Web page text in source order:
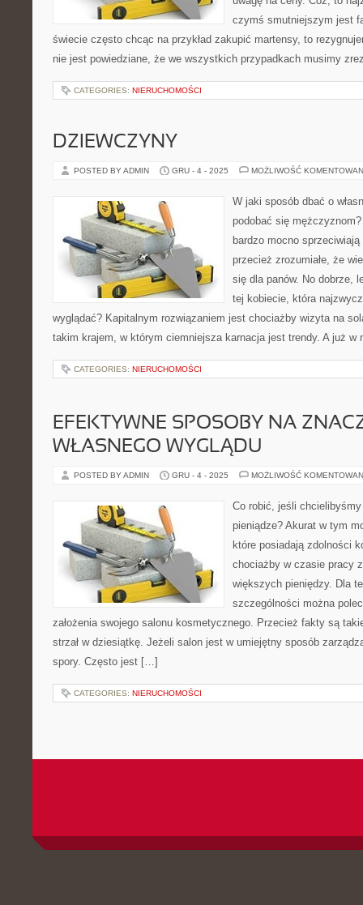
czymś smutniejszym jest
świecie często chcąc na przykład zakupić martensy, to
nie jest powiedziane, że we wszystkich przypadkach musimy
CATEGORIES: NIERUCHOMOŚCI
DZIEWCZYNY
POSTED BY ADMIN GRU - 4 - 2025 MOŻLIWOŚĆ
W jaki sposób dbać o
podobać się
bardzo mocno
przecież zrozumiałe, że
się dla panów. No dobrze,
tej kobiecie, która
wyglądać? Kapitalnym rozwiązaniem jest chociażby wizyta na
takim krajem, w którym ciemniejsza karnacja jest trendy. A już w
CATEGORIES: NIERUCHOMOŚCI
EFEKTYWNE SPOSOBY NA
WŁASNEGO WYGLĄDU
POSTED BY ADMIN GRU - 4 - 2025 MOŻLIWOŚĆ
Co robić, jeśli
pieniądze? Akurat w tym
które posiadają zdolności
chociażby w czasie pracy
większych pieniędzy. Dla
szczególności można
założenia swojego salonu kosmetycznego. Przecież fakty są
strzał w dziesiątkę. Jeżeli salon jest w umiejętny sposób
spory. Często jest […]
CATEGORIES: NIERUCHOMOŚCI